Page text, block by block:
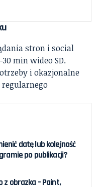
stron i social
min wideo SD.
i okazjonalne
datę lub kolejność
po publikacji?
z obrazka – Paint,